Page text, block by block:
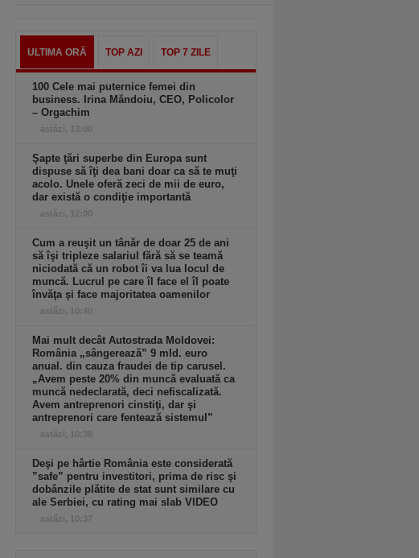
ULTIMA ORĂ TOP AZI TOP 7 ZILE
100 Cele mai puternice femei din
business. Irina Măndoiu, CEO, Policolor
– Orgachim
astăzi, 13:00
Şapte ţări superbe din Europa sunt
dispuse să îţi dea bani doar ca să te muţi
acolo. Unele oferă zeci de mii de euro,
dar există o condiţie importantă
astăzi, 12:00
Cum a reuşit un tânăr de doar 25 de ani
să îşi tripleze salariul fără să se teamă
niciodată că un robot îi va lua locul de
muncă. Lucrul pe care îl face el îl poate
învăţa şi face majoritatea oamenilor
astăzi, 10:40
Mai mult decât Autostrada Moldovei:
România „sângerează” 9 mld. euro
anual. din cauza fraudei de tip carusel.
„Avem peste 20% din muncă evaluată ca
muncă nedeclarată, deci nefiscalizată.
Avem antreprenori cinstiţi, dar şi
antreprenori care fentează sistemul”
astăzi, 10:38
Deşi pe hârtie România este considerată
”safe” pentru investitori, prima de risc şi
dobânzile plătite de stat sunt similare cu
ale Serbiei, cu rating mai slab VIDEO
astăzi, 10:37